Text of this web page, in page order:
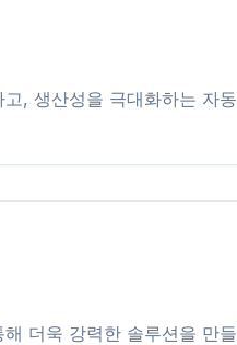
, 생산성을 극대화하는 자동
더욱 강력한 솔루션을 만들